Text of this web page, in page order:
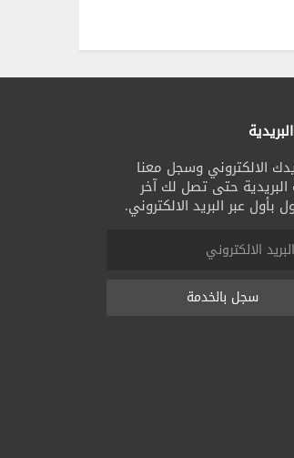
الالكتروني وسجل معنا
البريدية حتى تصل لك آخر
بأول عبر البريد الالكتروني.
سجل بالخدمة